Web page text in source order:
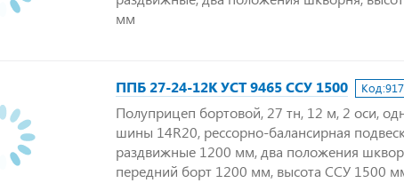
мм
ППБ 27-24-12К УСТ 9465 ССУ 1500 Код:
Полуприцеп бортовой, 27 тн, 12 м, 2 оси,
шины 14R20, рессорно-балансирная
раздвижные 1200 мм, два положения
передний борт 1200 мм, высота ССУ 1500